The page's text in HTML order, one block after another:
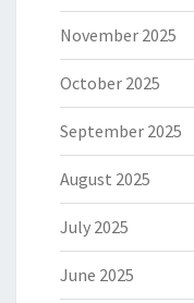
November 2025
October 2025
September 2025
August 2025
July 2025
June 2025